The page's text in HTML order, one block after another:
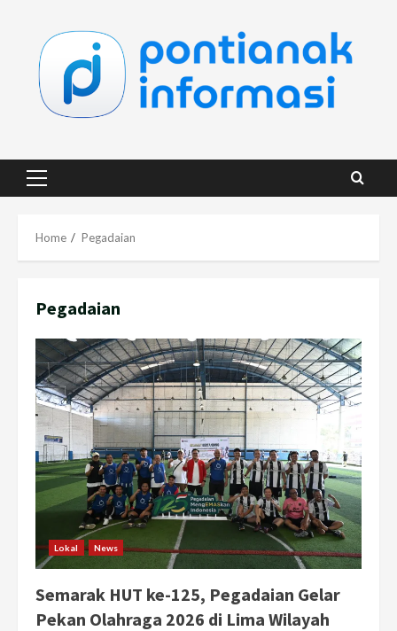
content
Primary
Home Pegadaian
Pegadaian
Lokal News
Semarak HUT ke-125, Pegadaian Gelar
Pekan Olahraga 2026 di Lima Wilayah